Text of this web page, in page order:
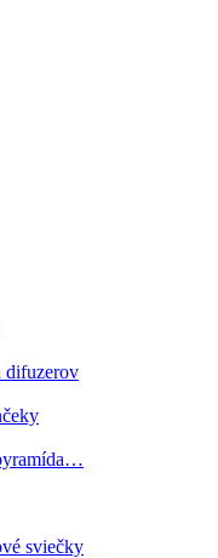
difuzerov
sviečky